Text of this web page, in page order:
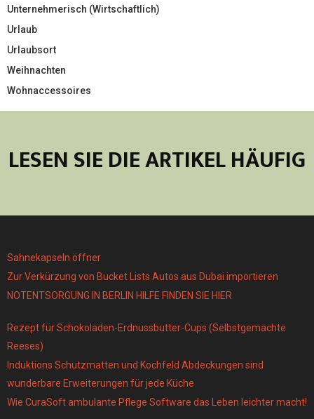
Unternehmerisch (Wirtschaftlich)
Urlaub
Urlaubsort
Weihnachten
Wohnaccessoires
LESEN SIE DIE ARTIKEL HÄUFIG
Sahnekapseln öffner
Zur Verkürzung von Bucket Lists Autos aus Dubai importieren
NOTENTSORGUNG IN BERLIN HILFE FINDEN SIE HIER
Rezept für Schokoladen-Erdnussbutter-Cups (Selbstgemachte
Reeses)
Induktions Schutzmatten und Kochfeld Abdeckungen sind
wunderbare Erweiterungen für jede Küche
Wie CuraSoft ambulante Pflege Software das Leben leichter macht!